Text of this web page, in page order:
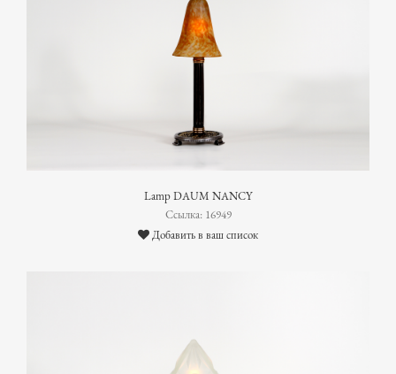
Lamp DAUM NANCY
Ссылка: 16949
Добавить в ваш список